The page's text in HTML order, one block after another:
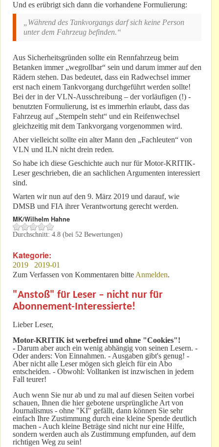
Und es erübrigt sich dann die vorhandene Formulierung:
„Während des Tankvorgangs darf sich keine Person
unter dem Fahrzeug befinden.“
Aus Sicherheitsgründen sollte ein Rennfahrzeug beim
Betanken immer „wegrollbar“ sein und darum immer auf den
Rädern stehen. Das bedeutet, dass ein Radwechsel immer
erst nach einem Tankvorgang durchgeführt werden sollte!
Bei der in der VLN-Ausschreibung – der vorläufigen (!) -
benutzten Formulierung, ist es immerhin erlaubt, dass das
Fahrzeug auf „Stempeln steht“ und ein Reifenwechsel
gleichzeitig mit dem Tankvorgang vorgenommen wird.
Aber vielleicht sollte ein alter Mann den „Fachleuten“ von
VLN und ILN nicht drein reden.
So habe ich diese Geschichte auch nur für Motor-KRITIK-
Leser geschrieben, die an sachlichen Argumenten interessiert
sind.
Warten wir nun auf den 9. März 2019 und darauf, wie
DMSB und FIA ihrer Verantwortung gerecht werden.
MK/Wilhelm Hahne
Durchschnitt: 4.8 (bei 52 Bewertungen)
Kategorie:
2019
2019-01
Zum Verfassen von Kommentaren bitte Anmelden.
"Anstoß" für Leser – nicht nur für
Abonnement-Interessierte!
Lieber Leser,
Motor-KRITIK ist werbefrei und ohne "Cookies"!
- Darum aber auch ein wenig abhängig von seinen Lesern. -
Oder anders: Von Einnahmen. - Ausgaben gibt's genug! -
Aber nicht alle Leser mögen sich gleich für ein Abo
entscheiden. - Obwohl: Volltanken ist inzwischen in jedem
Fall teurer!
Auch wenn Sie nur ab und zu mal auf diesen Seiten vorbei
schauen, Ihnen die hier gebotene ursprüngliche Art von
Journalismus - ohne "KI" gefällt, dann können Sie sehr
einfach Ihre Zustimmung durch eine kleine Spende deutlich
machen - Auch kleine Beträge sind nicht nur eine Hilfe,
sondern werden auch als Zustimmung empfunden, auf dem
richtigen Weg zu sein!